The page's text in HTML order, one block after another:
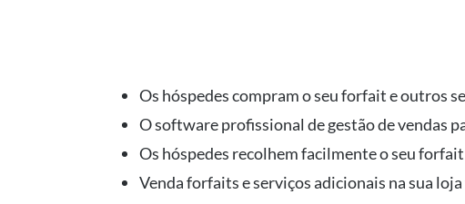
Os hóspedes compram o seu forfait e outros
O software profissional de gestão de vendas
Os hóspedes recolhem facilmente o seu
Venda forfaits e serviços adicionais na sua